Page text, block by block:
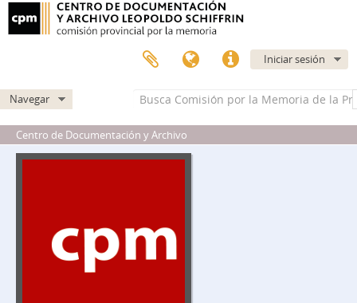
Iniciar sesión
Navegar
Centro de Documentación y Archivo